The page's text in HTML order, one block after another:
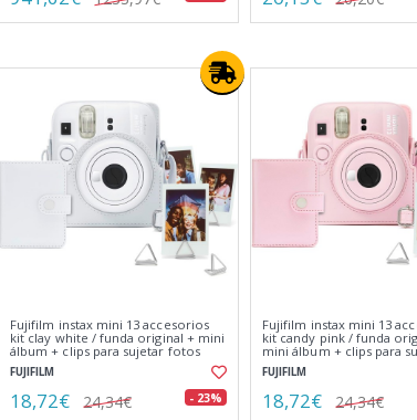
Fujifilm instax mini 13 accesorios
kit clay white / funda original + mini
álbum + clips para sujetar fotos
FUJIFILM
18,72€ 24,34€ - 23%
Fujifilm instax mini 13
kit candy pink / funda
mini álbum + clips para
fotos
FUJIFILM
18,72€ 24,34€